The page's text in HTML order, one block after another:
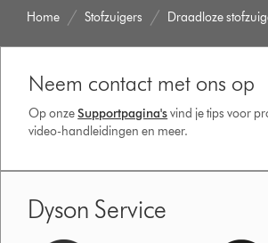
Home Stofzuigers Draadloze
Neem contact met ons op
Op onzeSupportpagina'svind je tips voor
video-handleidingen en meer.
Dyson Service